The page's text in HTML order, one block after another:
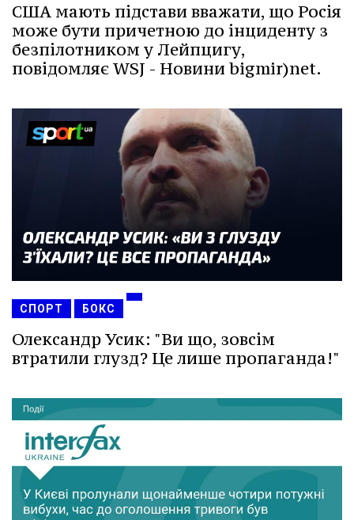
США мають підстави вважати, що Росія
може бути причетною до інциденту з
безпілотником у Лейпцигу,
повідомляє WSJ - Новини bigmir)net.
СПОРТ БОКС
Олександр Усик: "Ви що, зовсім
втратили глузд? Це лише пропаганда!"